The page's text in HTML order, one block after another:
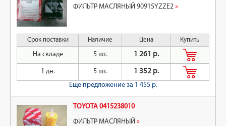
ФИЛЬТР МАСЛЯНЫЙ 90915YZZE2 »
Срок поставки Наличие Цена Купить
На складе 5 шт. 1 261 р.
1 дн. 5 шт.
1 352 р.
Еще предложение за 1 455 р.
TOYOTA 0415238010
ФИЛЬТР МАСЛЯНЫЙ »